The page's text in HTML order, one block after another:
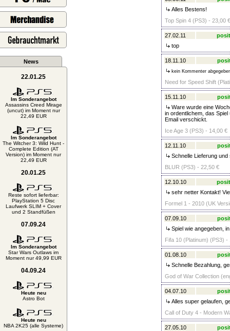
News
22.01.25
Im Sonderangebot
Assassins Creed Mirage
(uncut) im Moment nur
22,49 EUR
Im Sonderangebot
The Witcher 3: Wild Hunt -
Complete Edition (AT
Version) im Moment nur
22,49 EUR
20.01.25
Reste sofort lieferbar:
PlayStation 5 Disc
Laufwerk SLIM + Cover
und 2 Standfüßen
07.09.24
Im Sonderangebot
Star Wars Outlaws im
Moment nur 49,99 EUR
04.09.24
Heute neu
Astro Bot
Heute neu
NBA 2K25 (alle Systeme)
Alles Bestens!
Top Spin 4 (PS3) - 23,00 €
27.02.11
top
18.11.10
kein Kommenter
Need for Speed Shift
15.11.10
Ware wurde eine
in ordentlichem, das
Email verschickt.
Ice Age 3 (PS3) - 14,00 €
12.11.10
Schnelle Lieferung
BLUR (PS3) - 22,50 €
12.10.10
sehr netter Kontakt!
Formel 1 - 2010 (UK
07.09.10
Spiel wie angegeben,
Fifa 10 (Platinum) (PS3) -
01.08.10
Schnelle Bezahlung,
God of War Collection
04.07.10
Alles super gelaufen,
Call of Duty 4 - Modern
27.05.10